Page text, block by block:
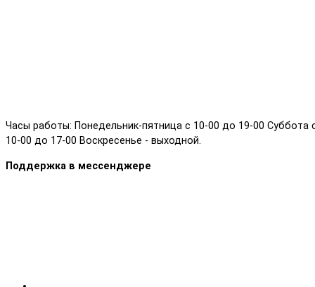
Часы работы: Понедельник-пятница с 10-00 до 19-00 Суббота
10-00 до 17-00 Воскресенье - выходной.
Поддержка в мессенджере